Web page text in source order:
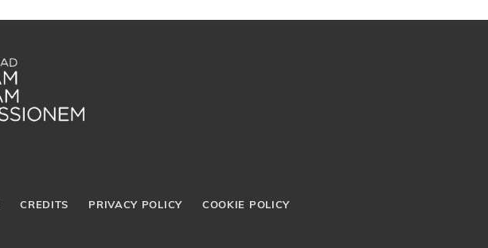
CREDITS PRIVACY POLICY COOKIE POLICY